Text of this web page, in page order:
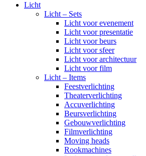
Licht
Licht – Sets
Licht voor evenement
Licht voor presentatie
Licht voor beurs
Licht voor sfeer
Licht voor architectuur
Licht voor film
Licht – Items
Feestverlichting
Theaterverlichting
Accuverlichting
Beursverlichting
Gebouwverlichting
Filmverlichting
Moving heads
Rookmachines